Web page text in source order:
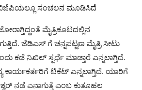
ಬಿಜೆಪಿಯಲ್ಲೂ ಸಂಚಲನ ಮೂಡಿಸಿದೆ
ಮೈತ್ರಿಕೂಟದಲ್ಲಿನ
ಜೆಡಿಎಸ್ ಗೆ ಚನ್ನಪಟ್ಟಣ ಮೈತ್ರಿ ಸೀಟು
ಕಡೆ ನಿಖಿಲ್ ಸ್ಪರ್ಧೆ ಮಾಡ್ತಾರೆ ಎನ್ನಲಾಗ್ತಿದೆ.
ಕಾರ್ಯಕರ್ತರಿಗೆ ಟಿಕೆಟ್ ಎನ್ನಲಾಗ್ತಿದೆ. ಯಾರಿಗೆ
ನಡೆ ಎನಾಗುತ್ತೆ ಎಂಬ ಕುತೂಹಲ